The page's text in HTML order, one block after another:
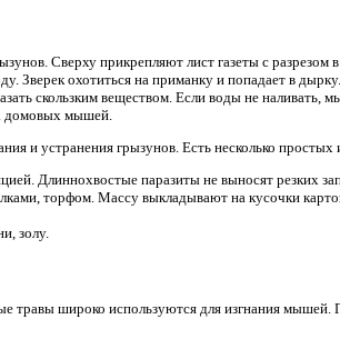
Сверху прикрепляют лист газеты с разрезом
Зверек охотиться на приманку и попадает в
скользким веществом. Если воды не наливать,
домовых мышей.
и устранения грызунов. Есть несколько
Длиннохвостые паразиты не выносят резких
торфом. Массу выкладывают на кусочки
золу.
широко используются для изгнания мышей.